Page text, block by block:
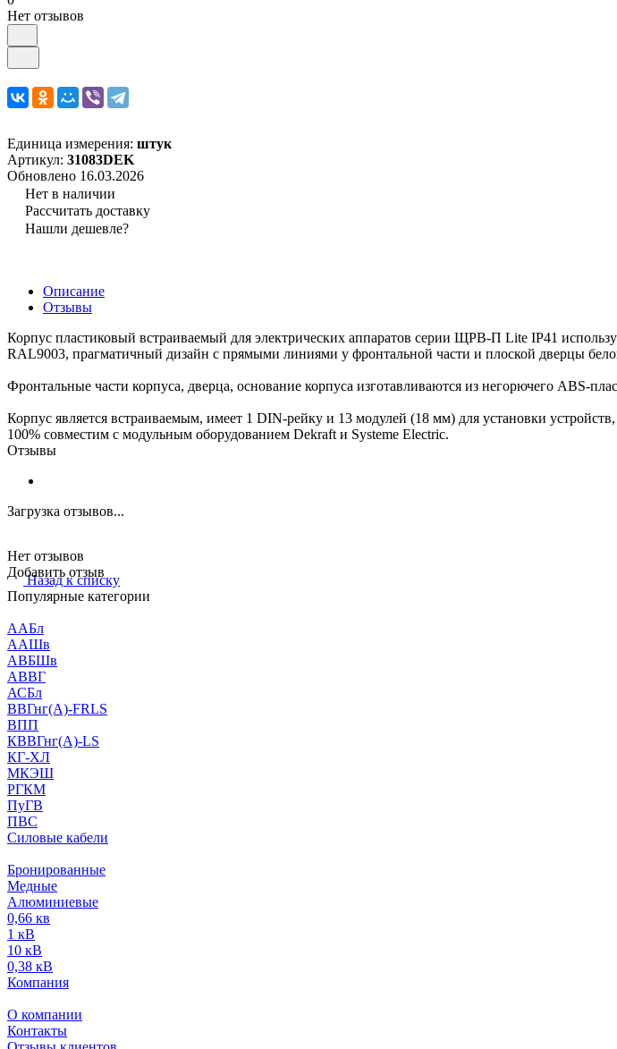
Нет отзывов
Единица измерения: штук
Артикул: 31083DEK
Обновлено 16.03.2026
Нет в наличии
Рассчитать доставку
Нашли дешевле?
Описание
Отзывы
Корпус пластиковый встраиваемый для электрических аппаратов серии ЩРВ-П Lite IP41
RAL9003, прагматичный дизайн с прямыми линиями у фронтальной части и плоской дверцы
Фронтальные части корпуса, дверца, основание корпуса изготавливаются из негорючего ABS-
Корпус является встраиваемым, имеет 1 DIN-рейку и 13 модулей (18 мм) для установки
100% совместим с модульным оборудованием Dekraft и Systeme Electric.
Отзывы
Загрузка отзывов...
Нет отзывов
Добавить отзыв
Назад к списку
Популярные категории
ААБл
ААШв
АВБШв
АВВГ
АСБл
ВВГнг(А)-FRLS
ВПП
КВВГнг(А)-LS
КГ-ХЛ
МКЭШ
РГКМ
ПуГВ
ПВС
Силовые кабели
Бронированные
Медные
Алюминиевые
0,66 кв
1 кВ
10 кВ
0,38 кВ
Компания
О компании
Контакты